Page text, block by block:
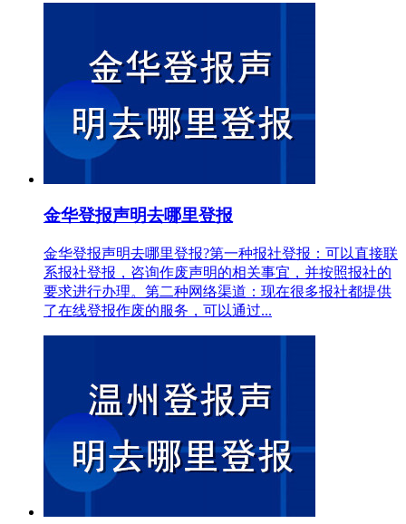
金华登报声明去哪里登报
金华登报声明去哪里登报?第一种报社登报：可以直接联
系报社登报，咨询作废声明的相关事宜，并按照报社的
要求进行办理。第二种网络渠道：现在很多报社都提供
了在线登报作废的服务，可以通过...